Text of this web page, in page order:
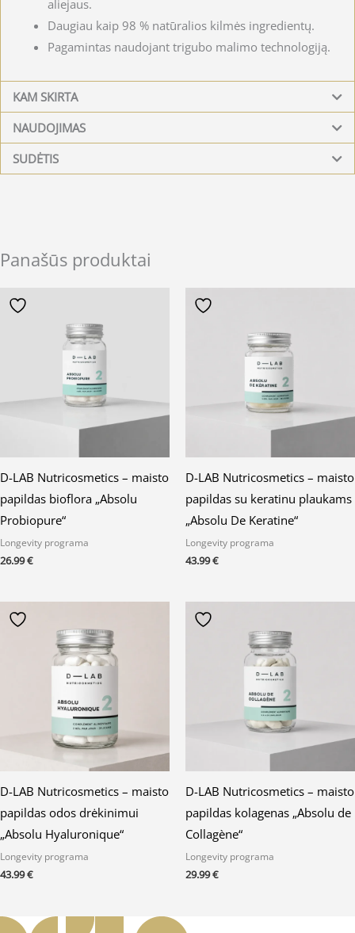
aliejaus.
Daugiau kaip 98 % natūralios kilmės ingredientų.
Pagamintas naudojant trigubo malimo technologiją.
KAM SKIRTA
NAUDOJIMAS
SUDĖTIS
Panašūs produktai
D-LAB Nutricosmetics – maisto
papildas bioflora „Absolu
Probiopure“
Longevity programa
26.99€
D-LAB Nutricosmetics – maisto
papildas su keratinu plaukams
„Absolu De Keratine“
Longevity programa
43.99€
D-LAB Nutricosmetics – maisto
papildas odos drėkinimui
„Absolu Hyaluronique“
Longevity programa
43.99€
D-LAB Nutricosmetics – maisto
papildas kolagenas „Absolu de
Collagène“
Longevity programa
29.99€